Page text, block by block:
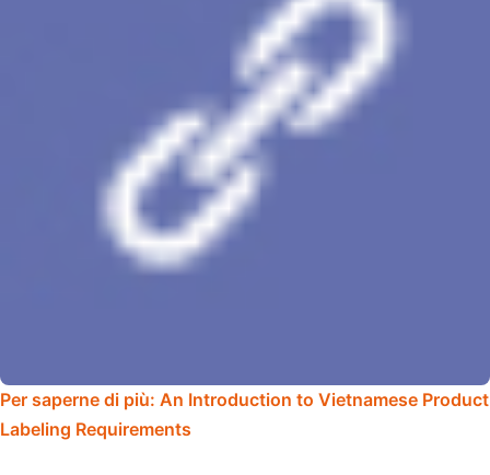
Per saperne di più: An Introduction to Vietnamese Product
Labeling Requirements